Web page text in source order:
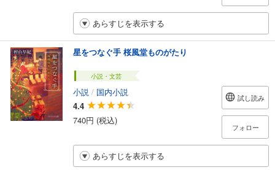
あらすじを表示する
星をつなぐ手 桜風堂ものがたり
小説・文芸
小説 / 国内小説
4.4
740円 (税込)
試し読み
フォロー
あらすじを表示する